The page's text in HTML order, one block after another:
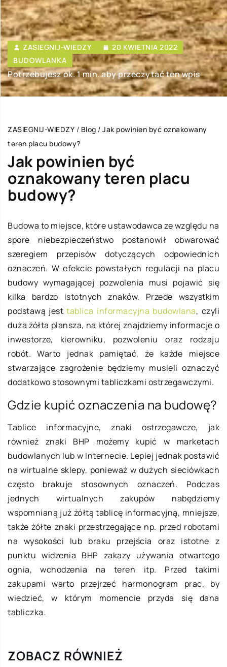
ZASIEGNIJ-WIEDZY
20 KWIETNIA 2022
BUDOWLANKA
Potrzebujesz ok. 1 min. aby przeczytać ten wpis
ZASIEGNIJ-WIEDZY / Blog / Jak powinien być oznakowany
teren placu budowy?
Jak powinien być
oznakowany teren placu
budowy?
Budowa to miejsce, które ustawodawca ze względu na
spore niebezpieczeństwo postanowił obwarować
szeregiem przepisów dotyczących odpowiednich
oznaczeń. W efekcie powstałych regulacji na placu
budowy wymagającej pozwolenia musi pojawić się
kilka bardzo istotnych znaków. Przede wszystkim
podstawą jesttablica informacyjna budowlana, czyli
duża żółta plansza, na której znajdziemy informacje o
inwestorze, kierowniku, pozwoleniu oraz rodzaju
robót. Warto jednak pamiętać, że każde miejsce
stwarzające zagrożenie będziemy musieli oznaczyć
dodatkowo stosownymi tabliczkami ostrzegawczymi.
Gdzie kupić oznaczenia na budowę?
Tablice informacyjne, znaki ostrzegawcze, jak
również znaki BHP możemy kupić w marketach
budowlanych lub w Internecie. Lepiej jednak postawić
na wirtualne sklepy, ponieważ w dużych sieciówkach
często brakuje stosownych oznaczeń. Podczas
jednych wirtualnych zakupów nabędziemy
wspomnianą już żółtą tablicę informacyjną, mniejsze,
także żółte znaki przestrzegające np. przed robotami
na wysokości lub braku przejścia oraz istotne z
punktu widzenia BHP zakazy używania otwartego
ognia, wchodzenia na teren itp. Przed takimi
zakupami warto przejrzeć harmonogram prac, by
wiedzieć, w którym momencie przyda się dana
tabliczka.
ZOBACZ RÓWNIEŻ